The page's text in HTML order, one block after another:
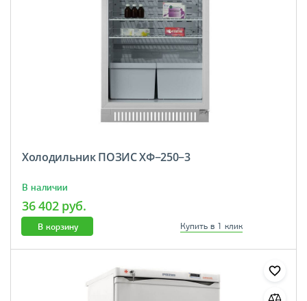
Холодильник ПОЗИС ХФ−250−3
В наличии
36 402 руб.
В корзину Купить в 1 клик